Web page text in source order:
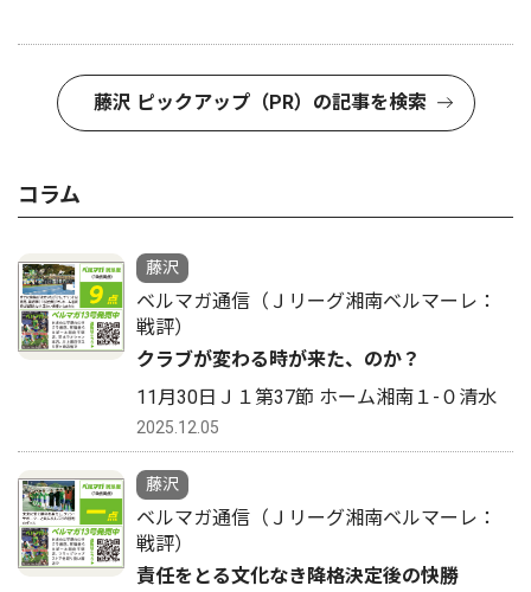
藤沢 ピックアップ（PR）の記事を検索
コラム
藤沢
ベルマガ通信（Ｊリーグ湘南ベルマーレ：
戦評）
クラブが変わる時が来た、のか？
11月30日Ｊ１第37節 ホーム湘南１-０清水
2025.12.05
藤沢
ベルマガ通信（Ｊリーグ湘南ベルマーレ：
戦評）
責任をとる文化なき降格決定後の快勝